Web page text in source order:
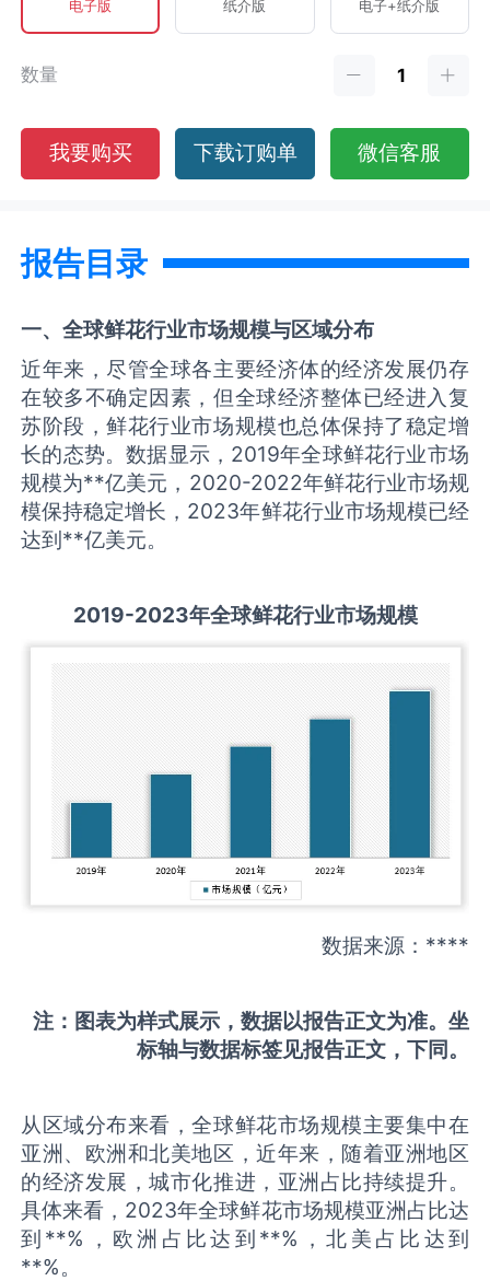
电子版 纸介版 电子+纸介版
数量
我要购买 下载订购单 微信客服
报告目录
一、全球鲜花行业市场规模与区域分布
近年来，尽管全球各主要经济体的经济发展仍存
在较多不确定因素，但全球经济整体已经进入复
苏阶段，鲜花行业市场规模也总体保持了稳定增
长的态势。数据显示，2019年全球鲜花行业市场
规模为**亿美元，2020-2022年鲜花行业市场规
模保持稳定增长，2023年鲜花行业市场规模已经
达到**亿美元。
2019-2023年全球鲜花行业市场规模
数据来源：****
注：图表为样式展示，数据以报告正文为准。坐
标轴与数据标签见报告正文，下同。
从区域分布来看，全球鲜花市场规模主要集中在
亚洲、欧洲和北美地区，近年来，随着亚洲地区
的经济发展，城市化推进，亚洲占比持续提升。
具体来看，2023年全球鲜花市场规模亚洲占比达
到**%，欧洲占比达到**%，北美占比达到
**%。